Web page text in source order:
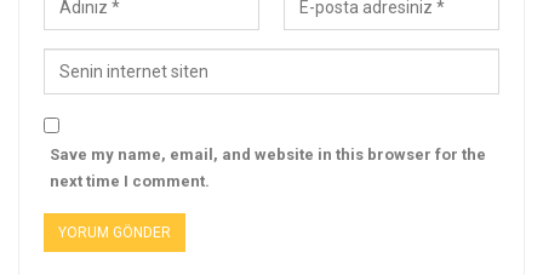
Save my name, email, and website in this browser for the
next time I comment.